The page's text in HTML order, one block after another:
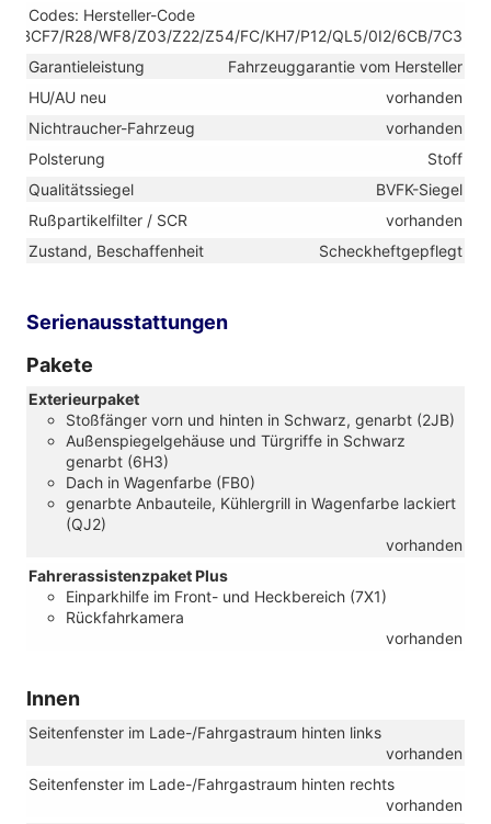
Codes: Hersteller-Code
TVBCF7/R28/WF8/Z03/Z22/Z54/FC/KH7/P12/QL5/0I2/6CB/7C3
Garantieleistung
Fahrzeuggarantie vom Hersteller
HU/AU neu
vorhanden
Nichtraucher-Fahrzeug
vorhanden
Polsterung
Stoff
Qualitätssiegel
BVFK-Siegel
Rußpartikelfilter / SCR
vorhanden
Zustand, Beschaffenheit
Scheckheftgepflegt
Serienausstattungen
Pakete
Exterieurpaket
Stoßfänger vorn und hinten in Schwarz, genarbt (2JB)
Außenspiegelgehäuse und Türgriffe in Schwarz
genarbt (6H3)
Dach in Wagenfarbe (FB0)
genarbte Anbauteile, Kühlergrill in Wagenfarbe lackiert
(QJ2)
vorhanden
Fahrerassistenzpaket Plus
Einparkhilfe im Front- und Heckbereich (7X1)
Rückfahrkamera
vorhanden
Innen
Seitenfenster im Lade-/Fahrgastraum hinten links
vorhanden
Seitenfenster im Lade-/Fahrgastraum hinten rechts
vorhanden